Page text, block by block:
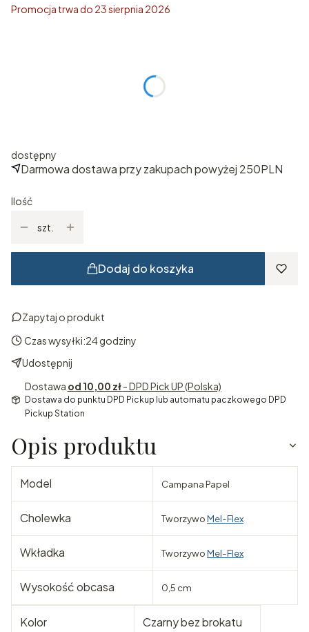
Promocja trwa do 23 sierpnia 2026
dostępny
Darmowa dostawa przy zakupach powyżej 250PLN
Ilość
szt.
Dodaj do koszyka
Zapytaj o produkt
Czas wysyłki:24 godziny
Udostępnij
Dostawa od 10,00 zł- DPD Pick UP (Polska)
Dostawa do punktu DPD Pickup lub automatu paczkowego DPD
Pickup Station
Opis produktu
Model Campana Papel
Cholewka TworzywoMel-Flex
Wkładka TworzywoMel-Flex
Wysokość obcasa 0,5 cm
Kolor Czarny bez brokatu